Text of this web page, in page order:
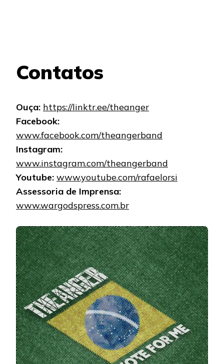
Contatos
Ouça: https://linktr.ee/theanger
Facebook:
www.facebook.com/theangerband
Instagram:
www.instagram.com/theangerband
Youtube: www.youtube.com/rafaelorsi
Assessoria de Imprensa:
www.wargodspress.com.br